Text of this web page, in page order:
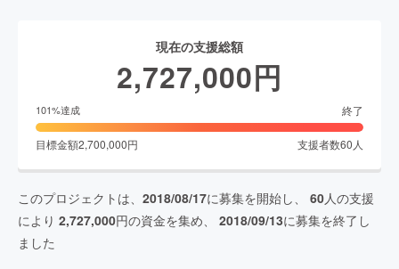
現在の支援総額
2,727,000円
101%達成 終了
目標金額2,700,000円 支援者数60 人
このプロジェクトは、 2018/08/17に募集を開始し、 60人の支援
により 2,727,000円の資金を集め、 2018/09/13に募集を終了し
ました